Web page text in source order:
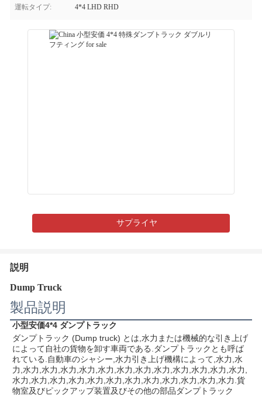
運転タイプ:
4*4 LHD RHD
サプライヤ
説明
Dump Truck
製品説明
小型安価4*4 ダンプトラック
ダンプトラック (Dump truck) とは,水力または機械的な引き上げ
によって自社の貨物を卸す車両である.ダンプトラックとも呼ば
れている.自動車のシャシー,水力引き上げ機構によって,水力,水
力,水力,水力,水力,水力,水力,水力,水力,水力,水力,水力,水力,水力,
水力,水力,水力,水力,水力,水力,水力,水力,水力,水力,水力,水力.貨
物室及びピックアップ装置及びその他の部品ダンプトラック